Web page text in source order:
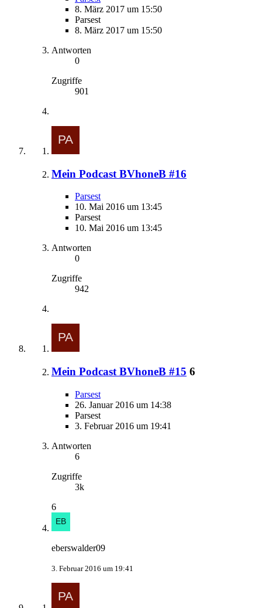
8. März 2017 um 15:50
Parsest
8. März 2017 um 15:50
Antworten
0
Zugriffe
901
Mein Podcast BVhoneB #16
Parsest
10. Mai 2016 um 13:45
Parsest
10. Mai 2016 um 13:45
Antworten
0
Zugriffe
942
Mein Podcast BVhoneB #15 6
Parsest
26. Januar 2016 um 14:38
Parsest
3. Februar 2016 um 19:41
Antworten
6
Zugriffe
3k
6
eberswalder09
3. Februar 2016 um 19:41